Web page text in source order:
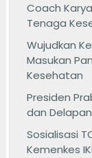
Coach
Tenaga
Wujudkan
Masukan
Kesehatan
Presiden
dan
Sosialisasi
Kemenkes